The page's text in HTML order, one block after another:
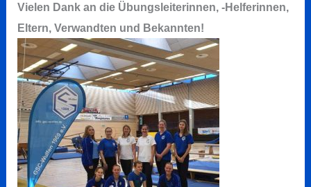
Vielen Dank an die Übungsleiterinnen, -Helferinnen,
Eltern, Verwandten und Bekannten!